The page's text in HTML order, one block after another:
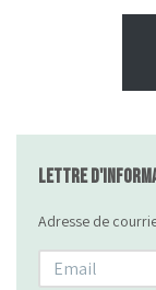
Lettre
Adresse de